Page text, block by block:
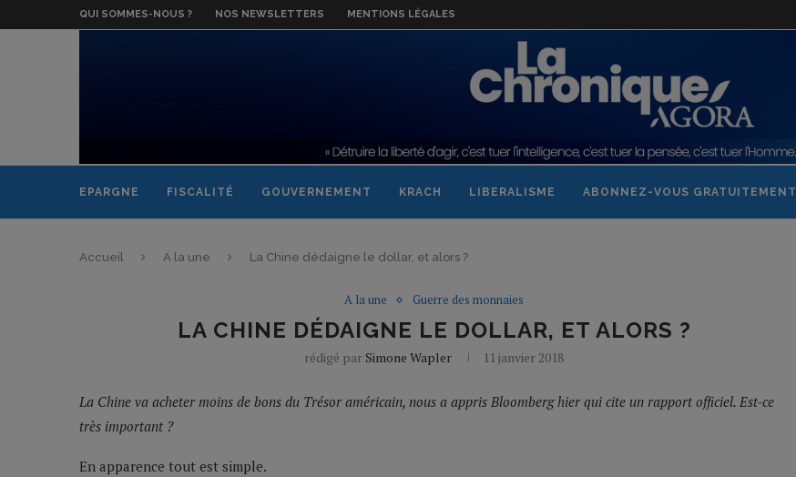
QUI SOMMES-NOUS ? NOS NEWSLETTERS MENTIONS LÉGALES
EPARGNE FISCALITÉ GOUVERNEMENT KRACH LIBERALISME ABONNEZ-VOUS GRATUITEMENT
Accueil A la une La Chine dédaigne le dollar, et alors ?
A la une Guerre des monnaies
LA CHINE DÉDAIGNE LE DOLLAR, ET ALORS ?
rédigé par Simone Wapler 11 janvier 2018
La Chine va acheter moins de bons du Trésor américain, nous a appris Bloomberg hier qui cite un rapport officiel. Est-ce
très important ?
En apparence tout est simple.